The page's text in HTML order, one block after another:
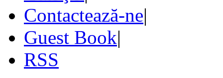
Contactează-ne|
Guest Book|
RSS